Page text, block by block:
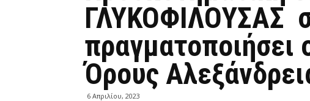
ΓΛΥΚΟΦΙΛΟΥΣΑΣ
πραγματοποιήσει
Όρους
6 Απριλίου, 2023